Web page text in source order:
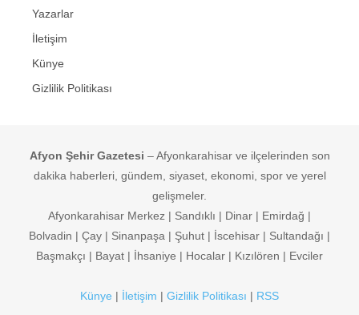
Yazarlar
İletişim
Künye
Gizlilik Politikası
Afyon Şehir Gazetesi – Afyonkarahisar ve ilçelerinden son
dakika haberleri, gündem, siyaset, ekonomi, spor ve yerel
gelişmeler.
Afyonkarahisar Merkez | Sandıklı | Dinar | Emirdağ |
Bolvadin | Çay | Sinanpaşa | Şuhut | İscehisar | Sultandağı |
Başmakçı | Bayat | İhsaniye | Hocalar | Kızılören | Evciler
Künye | İletişim | Gizlilik Politikası | RSS